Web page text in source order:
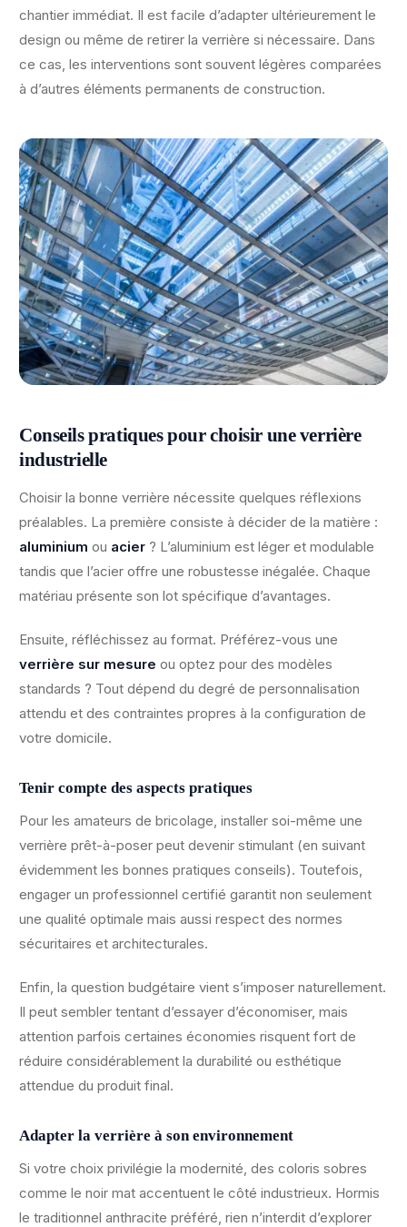
chantier immédiat. Il est facile d’adapter ultérieurement le
design ou même de retirer la verrière si nécessaire. Dans
ce cas, les interventions sont souvent légères comparées
à d’autres éléments permanents de construction.
Conseils pratiques pour choisir une verrière
industrielle
Choisir la bonne verrière nécessite quelques réflexions
préalables. La première consiste à décider de la matière :
aluminium ou acier ? L’aluminium est léger et modulable
tandis que l’acier offre une robustesse inégalée. Chaque
matériau présente son lot spécifique d’avantages.
Ensuite, réfléchissez au format. Préférez-vous une
verrière sur mesure ou optez pour des modèles
standards ? Tout dépend du degré de personnalisation
attendu et des contraintes propres à la configuration de
votre domicile.
Tenir compte des aspects pratiques
Pour les amateurs de bricolage, installer soi-même une
verrière prêt-à-poser peut devenir stimulant (en suivant
évidemment les bonnes pratiques conseils). Toutefois,
engager un professionnel certifié garantit non seulement
une qualité optimale mais aussi respect des normes
sécuritaires et architecturales.
Enfin, la question budgétaire vient s’imposer naturellement.
Il peut sembler tentant d’essayer d’économiser, mais
attention parfois certaines économies risquent fort de
réduire considérablement la durabilité ou esthétique
attendue du produit final.
Adapter la verrière à son environnement
Si votre choix privilégie la modernité, des coloris sobres
comme le noir mat accentuent le côté industrieux. Hormis
le traditionnel anthracite préféré, rien n’interdit d’explorer